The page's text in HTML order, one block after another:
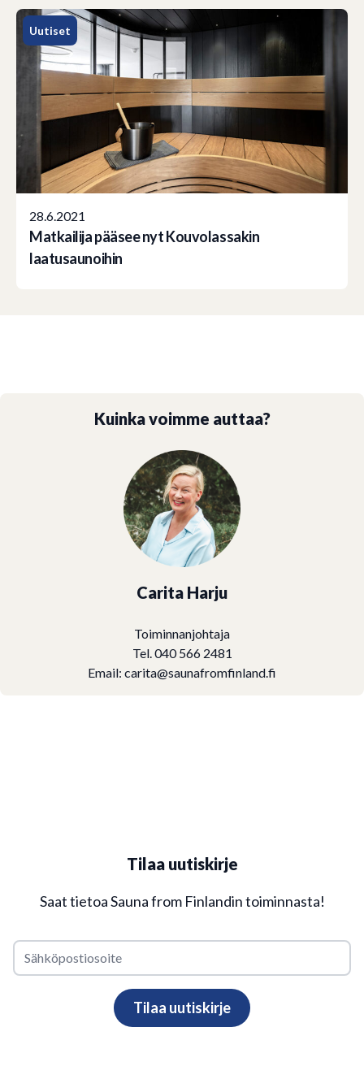
Uutiset
28.6.2021
Matkailija pääsee nyt Kouvolassakin
laatusaunoihin
Kuinka voimme auttaa?
Carita Harju
Toiminnanjohtaja
Tel. 040 566 2481
Email: carita@saunafromfinland.fi
Tilaa uutiskirje
Saat tietoa Sauna from Finlandin toiminnasta!